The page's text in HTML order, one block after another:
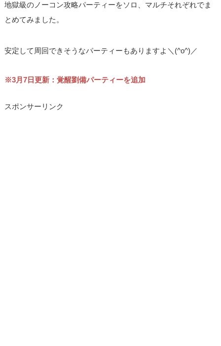
地獄級のノーコン攻略パーティーをソロ、マルチそれぞれでま
とめてみました。
安定して周回できそうなパーティーもありますよ＼(^o^)／
※3月7日更新：覚醒劉備パーティーを追加
スポンサーリンク